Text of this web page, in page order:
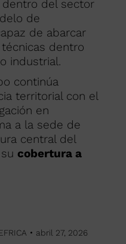
del sector
de
de abarcar
dentro
industrial.
continúa
territorial con el
en
a la sede de
central del
cobertura a
abril 27, 2026